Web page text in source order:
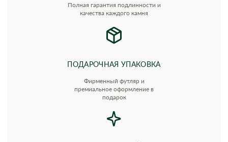
Полная гарантия подлинности и
качества каждого камня
ПОДАРОЧНАЯ УПАКОВКА
Фирменный футляр и
премиальное оформление в
подарок